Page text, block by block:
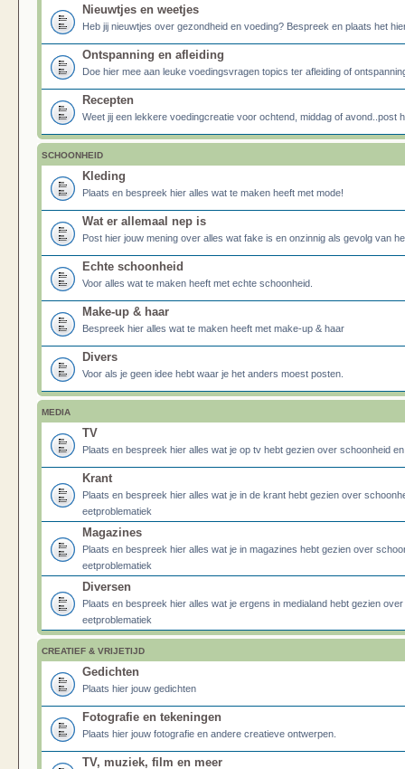
Nieuwtjes en weetjes
Heb jij nieuwtjes over gezondheid en voeding? Bespreek en plaats het
Ontspanning en afleiding
Doe hier mee aan leuke voedingsvragen topics ter afleiding of
Recepten
Weet jij een lekkere voedingcreatie voor ochtend, middag of avond..post
SCHOONHEID
Kleding
Plaats en bespreek hier alles wat te maken heeft met mode!
Wat er allemaal nep is
Post hier jouw mening over alles wat fake is en onzinnig als gevolg van
Echte schoonheid
Voor alles wat te maken heeft met echte schoonheid.
Make-up & haar
Bespreek hier alles wat te maken heeft met make-up & haar
Divers
Voor als je geen idee hebt waar je het anders moest posten.
MEDIA
TV
Plaats en bespreek hier alles wat je op tv hebt gezien over schoonheid
Krant
Plaats en bespreek hier alles wat je in de krant hebt gezien over
eetproblematiek
Magazines
Plaats en bespreek hier alles wat je in magazines hebt gezien over
eetproblematiek
Diversen
Plaats en bespreek hier alles wat je ergens in medialand hebt gezien
eetproblematiek
CREATIEF & VRIJETIJD
Gedichten
Plaats hier jouw gedichten
Fotografie en tekeningen
Plaats hier jouw fotografie en andere creatieve ontwerpen.
TV, muziek, film en meer